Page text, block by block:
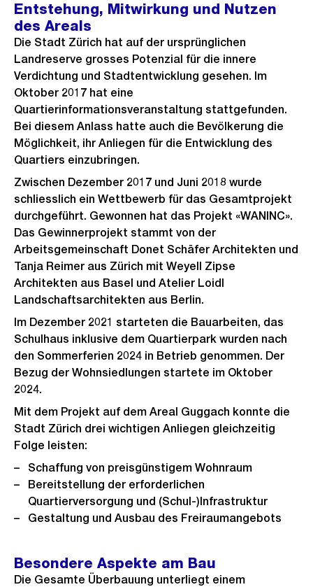
Entstehung, Mitwirkung und Nutzen
des Areals
Die Stadt Zürich hat auf der ursprünglichen
Landreserve grosses Potenzial für die innere
Verdichtung und Stadtentwicklung gesehen. Im
Oktober 2017 hat eine
Quartierinformationsveranstaltung stattgefunden.
Bei diesem Anlass hatte auch die Bevölkerung die
Möglichkeit, ihr Anliegen für die Entwicklung des
Quartiers einzubringen.
Zwischen Dezember 2017 und Juni 2018 wurde
schliesslich ein Wettbewerb für das Gesamtprojekt
durchgeführt. Gewonnen hat das Projekt «WANINC».
Das Gewinnerprojekt stammt von der
Arbeitsgemeinschaft Donet Schäfer Architekten und
Tanja Reimer aus Zürich mit Weyell Zipse
Architekten aus Basel und Atelier Loidl
Landschaftsarchitekten aus Berlin.
Im Dezember 2021 starteten die Bauarbeiten, das
Schulhaus inklusive dem Quartierpark wurden nach
den Sommerferien 2024 in Betrieb genommen. Der
Bezug der Wohnsiedlungen startete im Oktober
2024.
Mit dem Projekt auf dem Areal Guggach konnte die
Stadt Zürich drei wichtigen Anliegen gleichzeitig
Folge leisten:
Schaffung von preisgünstigem Wohnraum
Bereitstellung der erforderlichen
Quartierversorgung und (Schul-)Infrastruktur
Gestaltung und Ausbau des Freiraumangebots
Besondere Aspekte am Bau
Die Gesamte Überbauung unterliegt einem